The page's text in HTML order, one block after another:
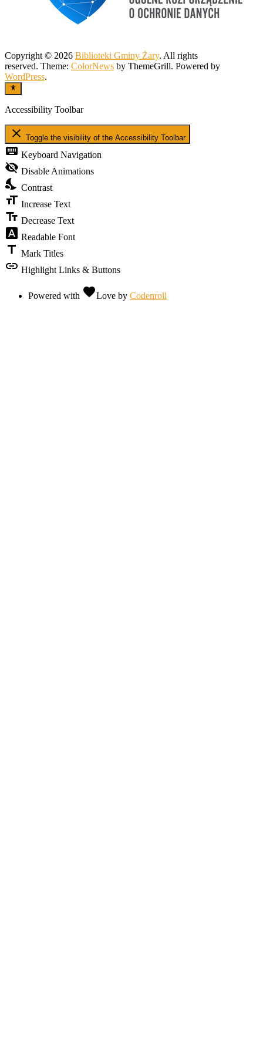
Copyright © 2026 Biblioteki Gminy Żary. All rights
reserved. Theme: ColorNews by ThemeGrill. Powered by
WordPress.
Accessibility Toolbar
close Toggle the visibility of the Accessibility Toolbar
keyboard Keyboard Navigation
visibility_off Disable Animations
nights_stay Contrast
format_size Increase Text
text_fields Decrease Text
font_download Readable Font
title Mark Titles
link Highlight Links & Buttons
Powered with favoriteLove by Codenroll